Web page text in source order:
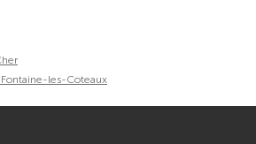
Fontaine-les-Coteaux